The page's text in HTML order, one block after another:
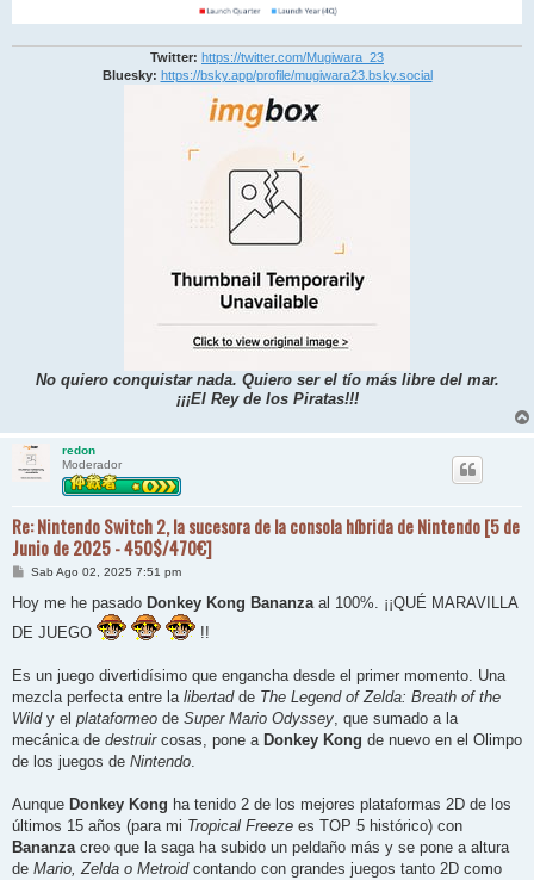
Twitter: https://twitter.com/Mugiwara_23
Bluesky: https://bsky.app/profile/mugiwara23.bsky.social
No quiero conquistar nada. Quiero ser el tío más libre del mar.
¡¡¡El Rey de los Piratas!!!
redon
Moderador
Re: Nintendo Switch 2, la sucesora de la consola híbrida de Nintendo [5 de
Junio de 2025 - 450$/470€]
M
n
s
a
j
Sab Ago 02, 2025 7:51 pm
Hoy me he pasado Donkey Kong Bananzaal 100%. ¡¡QUÉ MARAVILLA
DE JUEGO
!!
Es un juego divertidísimo que engancha desde el primer momento. Una
mezcla perfecta entre la libertadde The Legend of Zelda: Breath of the
Wildy el plataformeo de Super Mario Odyssey, que sumado a la
mecánica de destruircosas, pone a Donkey Kong de nuevo en el Olimpo
de los juegos de Nintendo.
Aunque Donkey Kong ha tenido 2 de los mejores plataformas 2D de los
últimos 15 años (para mi Tropical Freeze es TOP 5 histórico) con
Bananzacreo que la saga ha subido un peldaño más y se pone a altura
de Mario, Zelda o Metroidcontando con grandes juegos tanto 2D como